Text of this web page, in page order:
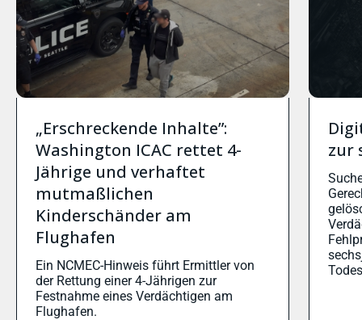
„Erschreckende Inhalte”:
Washington ICAC rettet 4-
Jährige und verhaftet
mutmaßlichen
Kinderschänder am
Flughafen
Ein NCMEC-Hinweis führt Ermittler von
der Rettung einer 4-Jährigen zur
Festnahme eines Verdächtigen am
Flughafen.
zur